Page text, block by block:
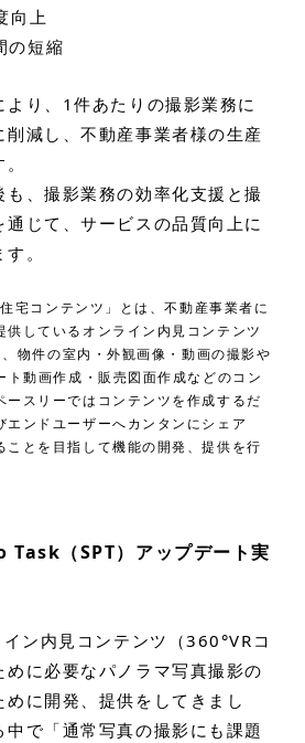
向上
の短縮
より、1件あたりの撮影業務に
減し、不動産事業者様の生産
も、撮影業務の効率化支援と撮
じて、サービスの品質向上に
。
宅コンテンツ」とは、不動産事業者に
供しているオンライン内見コンテンツ
、物件の室内・外観画像・動画の撮影や
ト動画作成・販売図面作成などのコン
ースリーではコンテンツを作成するだ
エンドユーザーへカンタンにシェア
ことを目指して機能の開発、提供を行
（SPT）アップデート実
ン内見コンテンツ（360°VRコ
めに必要なパノラマ写真撮影の
に開発、提供をしてきまし
で「通常写真の撮影にも課題